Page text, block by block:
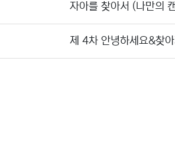
자아를 찾아서 (나만의
제 4차 안녕하세요&찾